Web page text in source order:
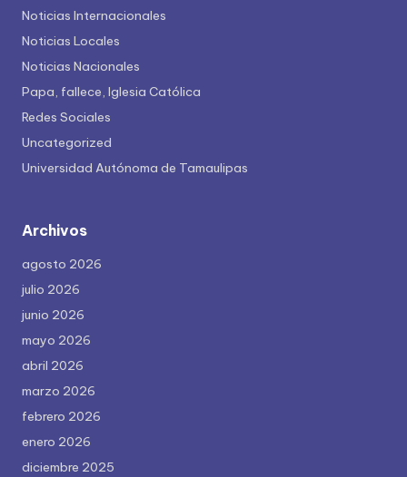
Noticias Internacionales
Noticias Locales
Noticias Nacionales
Papa, fallece, Iglesia Católica
Redes Sociales
Uncategorized
Universidad Autónoma de Tamaulipas
Archivos
agosto 2026
julio 2026
junio 2026
mayo 2026
abril 2026
marzo 2026
febrero 2026
enero 2026
diciembre 2025